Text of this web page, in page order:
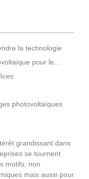
la technologie
photovoltaïques
grandissant dans
se tournent
motifs, non
mais aussi pour